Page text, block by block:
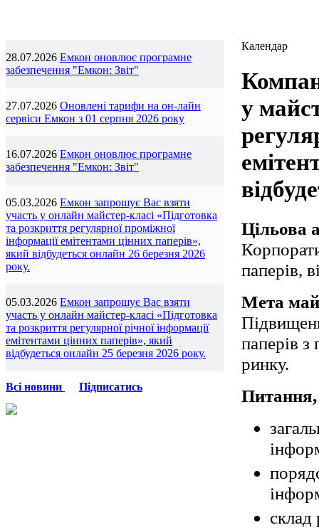
28.07.2026 Емкон оновлює програмне
забезпечення "Емкон: Звіт"
27.07.2026 Оновлені тарифи на он-лайн
сервіси Емкон з 01 серпня 2026 року
16.07.2026 Емкон оновлює програмне
забезпечення "Емкон: Звіт"
05.03.2026 Емкон запрошує Вас взяти
участь у онлайн майстер-класі «Підготовка
та розкриття регулярної проміжної
інформації емітентами цінних паперів»,
який відбудеться онлайн 26 березня 2026
року.
05.03.2026 Емкон запрошує Вас взяти
участь у онлайн майстер-класі «Підготовка
та розкриття регулярної річної інформації
емітентами цінних паперів», який
відбудеться онлайн 25 березня 2026 року.
Всі новини Підписатись
Календар
у
Цільова
паперів,
Мета
паперів
ринку.
Питання,
склад